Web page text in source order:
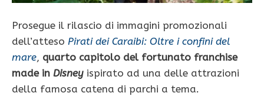
Prosegue il rilascio di immagini promozionali
dell’atteso Pirati dei Caraibi: Oltre i confini del
mare, quarto capitolo del fortunato franchise
made in Disney ispirato ad una delle attrazioni
della famosa catena di parchi a tema.